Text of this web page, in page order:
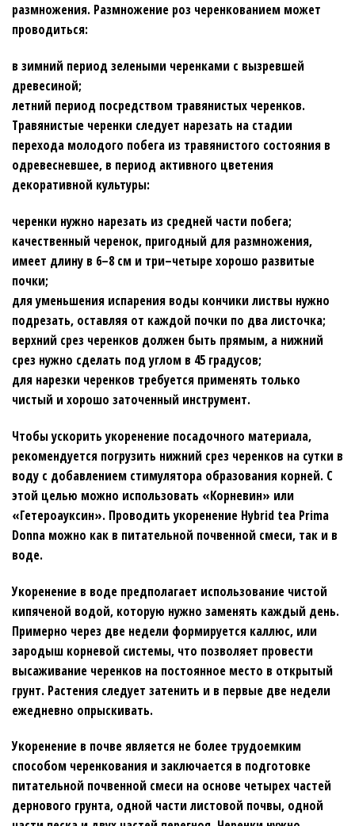
размножения. Размножение роз черенкованием может
проводиться:
в зимний период зелеными черенками с вызревшей
древесиной;
летний период посредством травянистых черенков.
Травянистые черенки следует нарезать на стадии
перехода молодого побега из травянистого состояния в
одревесневшее, в период активного цветения
декоративной культуры:
черенки нужно нарезать из средней части побега;
качественный черенок, пригодный для размножения,
имеет длину в 6–8 см и три–четыре хорошо развитые
почки;
для уменьшения испарения воды кончики листвы нужно
подрезать, оставляя от каждой почки по два листочка;
верхний срез черенков должен быть прямым, а нижний
срез нужно сделать под углом в 45 градусов;
для нарезки черенков требуется применять только
чистый и хорошо заточенный инструмент.
Чтобы ускорить укоренение посадочного материала,
рекомендуется погрузить нижний срез черенков на сутки в
воду с добавлением стимулятора образования корней. С
этой целью можно использовать «Корневин» или
«Гетероауксин». Проводить укоренение Hybrіd tea Prima
Donna можно как в питательной почвенной смеси, так и в
воде.
Укоренение в воде предполагает использование чистой
кипяченой водой, которую нужно заменять каждый день.
Примерно через две недели формируется каллюс, или
зародыш корневой системы, что позволяет провести
высаживание черенков на постоянное место в открытый
грунт. Растения следует затенить и в первые две недели
ежедневно опрыскивать.
Укоренение в почве является не более трудоемким
способом черенкования и заключается в подготовке
питательной почвенной смеси на основе четырех частей
дернового грунта, одной части листовой почвы, одной